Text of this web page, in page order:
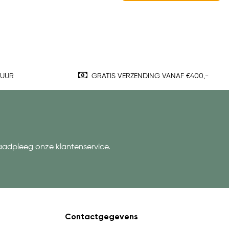
GRATIS VERZENDING VANAF €400,-
onze klantenservice.
Contactgegevens